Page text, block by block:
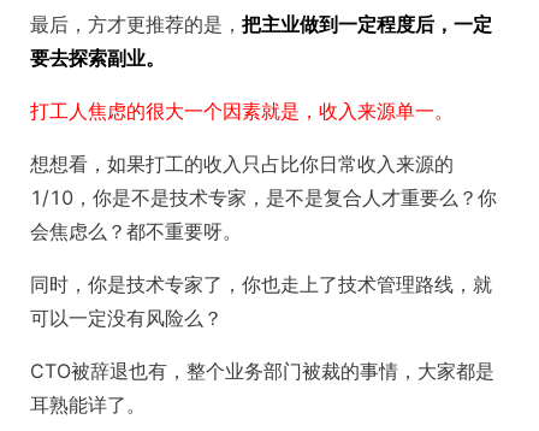
最后，方才更推荐的是， 把主业做到一定程度后，一定
要去探索副业。
打工人焦虑的很大一个因素就是，收入来源单一。
想想看，如果打工的收入只占比你日常收入来源的
1/10，你是不是技术专家，是不是复合人才重要么？你
会焦虑么？都不重要呀。
同时，你是技术专家了，你也走上了技术管理路线，就
可以一定没有风险么？
CTO被辞退也有，整个业务部门被裁的事情，大家都是
耳熟能详了。